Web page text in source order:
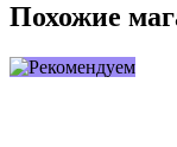
Похожие